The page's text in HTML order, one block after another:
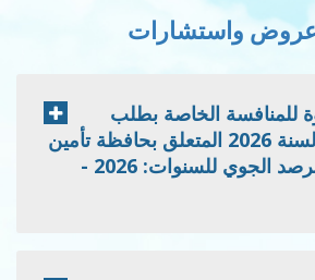
واستشارات
للمنافسة الخاصة بطلب
العروض عدد01 لسنة 2026 المتعلق بحافظة تأمين
المعهد الوطني للرصد الجوي للسنوات: 2026 -